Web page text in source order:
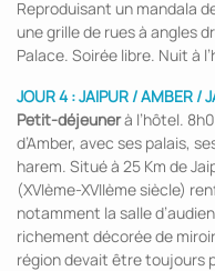
Reproduisant un mandala
une grille de rues à angles
Palace. Soirée libre. Nuit à
JOUR 4 : JAIPUR / AMBER /
Petit-déjeunerà l’hôtel.
d’Amber, avec ses palais,
harem. Situé à 25 Km de
(XVIème-XVIIème siècle)
notamment la salle
richement décorée de
région devait être toujours